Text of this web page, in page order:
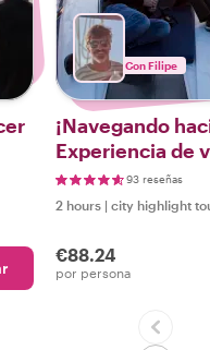
Con Filipe
¡Navegando
Experiencia de
pequeños93 reseñas
2 hours | city highlight
€88.24
por persona